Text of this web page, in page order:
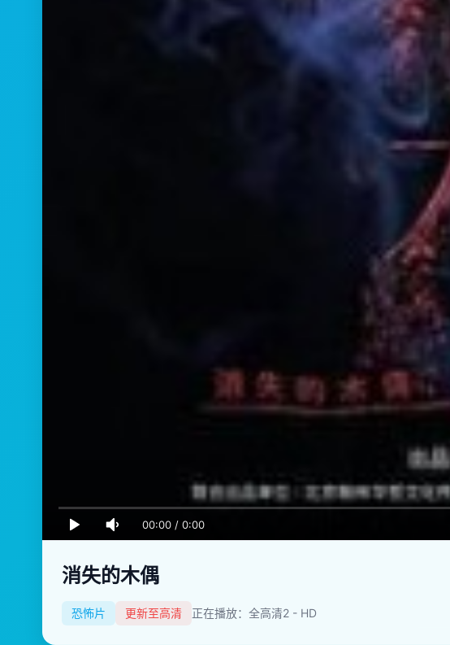
00:00 / 0:00
消失的木偶
恐怖片 更新至高清 正在播放：全高清2 - HD